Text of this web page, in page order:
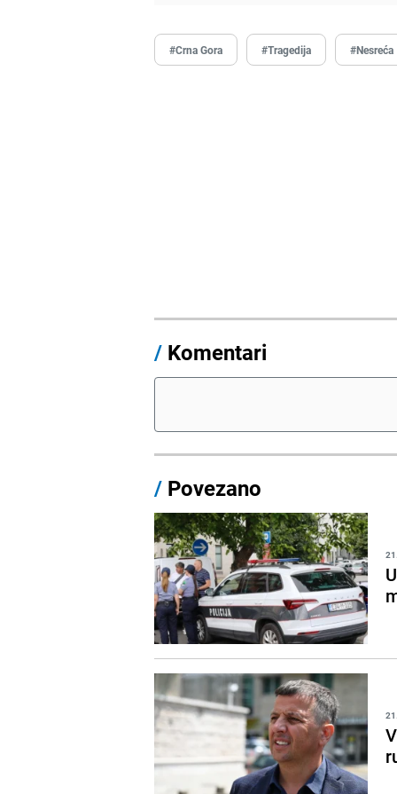
#Crna Gora #Tragedija #Nesreća
/ Komentari
/ Povezano